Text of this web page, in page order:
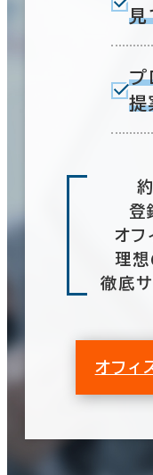
見
プ
提
登
オフ
理想
徹底サ
オフィ